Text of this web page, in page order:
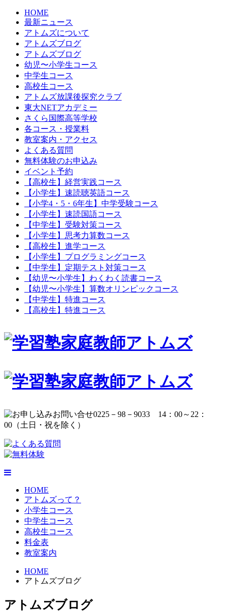
HOME
最新ニュース
アトムズについて
アトムズブログ
アトムズブログ
幼児〜小学生コース
中学生コース
高校生コース
アトムズ放課後探究クラブ
東大NETアカデミー
さくら国際高等学校
各コース・授業料
教室案内・アクセス
よくある質問
無料体験のお申込み
イベント予約
【高校生】経営実践コース
【小学生】速読聴英語コース
【小学4・5・6年生】中学受験コース
【小学生】速読国語コース
【中学生】受験対策コース
【小学生】思考力算数コース
【高校生】進学コース
【小学生】プログラミングコース
【中学生】定期テスト対策コース
【幼児〜小学生】わくわく読書コース
【幼児〜小学生】算数オリンピックコース
【中学生】特進コース
【高校生】特進コース
HOME
アトムズって？
小学生コース
中学生コース
高校生コース
料金表
教室案内
HOME
アトムズブログ
アトムズブログ